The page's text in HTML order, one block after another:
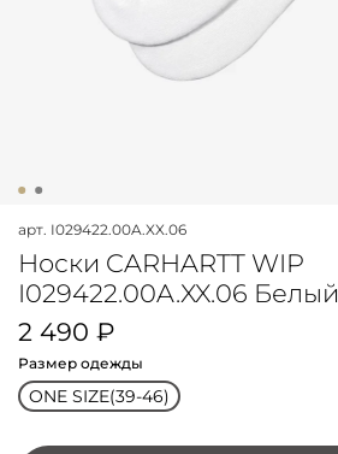
арт. I029422.00A.XX.06
Носки CARHARTT WIP
I029422.00A.XX.06 Белый
2 490 ₽
Размер одежды
ONE SIZE(39-46)